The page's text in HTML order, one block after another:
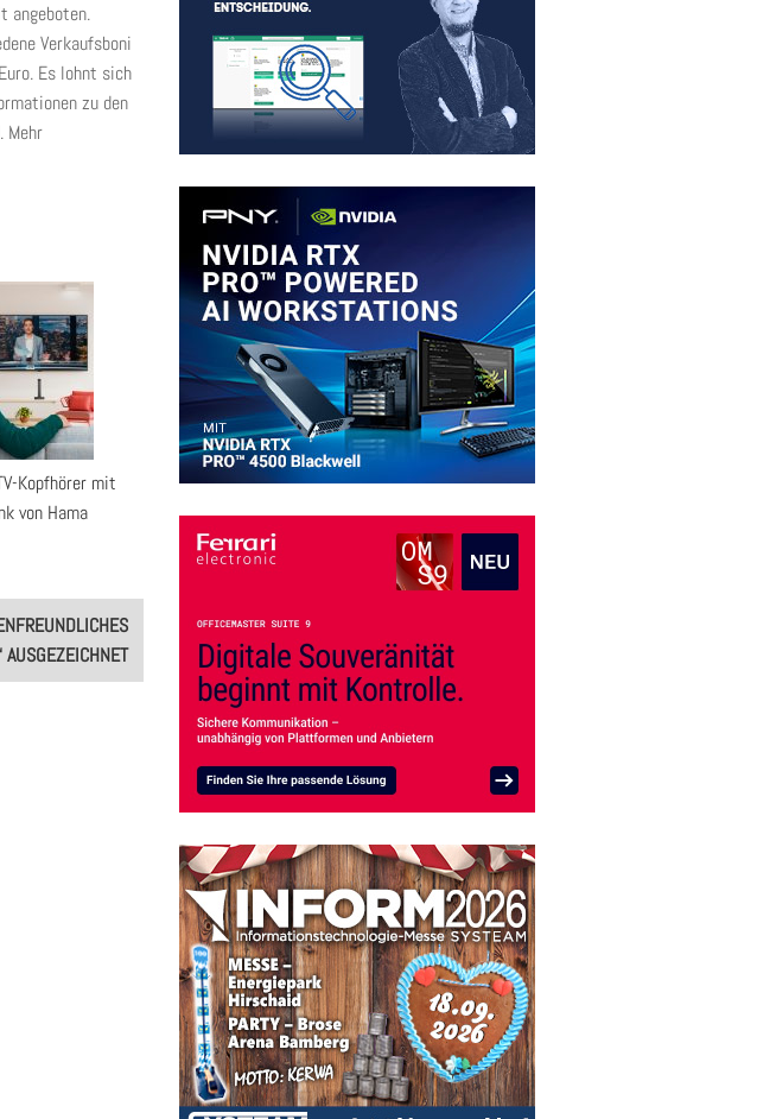
angeboten.
Verkaufsboni
Es lohnt sich
zu den
Mehr
Kopfhörer mit
von Hama
AUSGEZEICHNET